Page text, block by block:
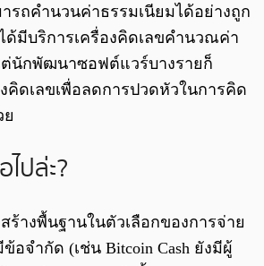
รถคำนวนค่าธรรมเนียมได้อย่างถูก
ด้มีบริการเครื่องคิดเลขคำนวณค่า
นักพัฒนาซอฟต์แวร์บางรายก็
คิดเลขเพื่อลดการปวดหัวในการคิด
ย
ปล่ะ?
ร้างพื้นฐานในตัวเลือกของการจ่าย
อจำกัด (เช่น Bitcoin Cash ยังมีผู้